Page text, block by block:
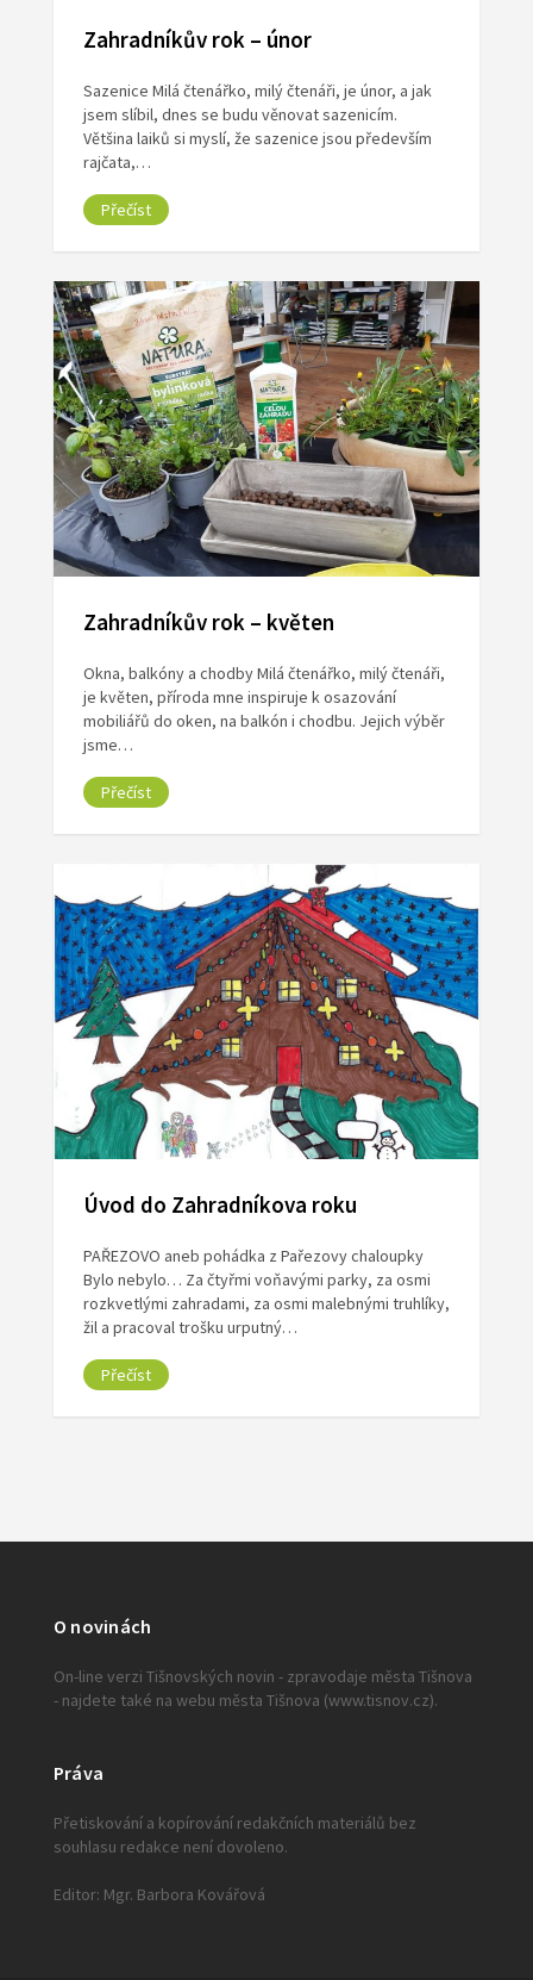
Zahradníkův rok – únor
Sazenice Milá čtenářko, milý čtenáři, je únor, a jak
jsem slíbil, dnes se budu věnovat sazenicím.
Většina laiků si myslí, že sazenice jsou především
rajčata,…
Přečíst
Zahradníkův rok – květen
Okna, balkóny a chodby Milá čtenářko, milý čtenáři,
je květen, příroda mne inspiruje k osazování
mobiliářů do oken, na balkón i chodbu. Jejich výběr
jsme…
Přečíst
Úvod do Zahradníkova roku
PAŘEZOVO aneb pohádka z Pařezovy chaloupky
Bylo nebylo… Za čtyřmi voňavými parky, za osmi
rozkvetlými zahradami, za osmi malebnými truhlíky,
žil a pracoval trošku urputný…
Přečíst
O novinách
On-line verzi Tišnovských novin - zpravodaje města Tišnova
- najdete také na webu města Tišnova (www.tisnov.cz).
Práva
Přetiskování a kopírování redakčních materiálů bez
souhlasu redakce není dovoleno.
Editor: Mgr. Barbora Kovářová